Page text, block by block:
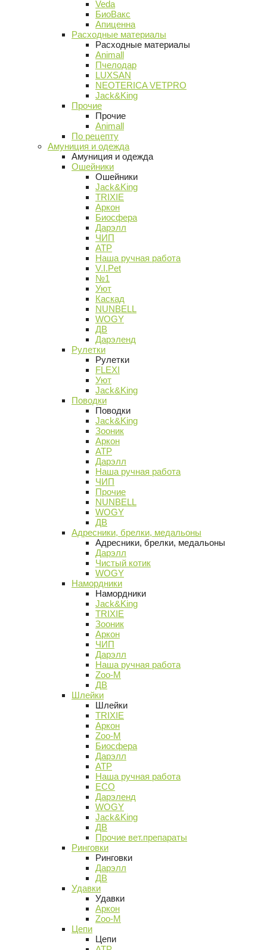
Veda
БиоВакс
Апиценна
Расходные материалы
Расходные материалы
Animall
Пчелодар
LUXSAN
NEOTERICA VETPRO
Jack&King
Прочие
Прочие
Animall
По рецепту
Амуниция и одежда
Амуниция и одежда
Ошейники
Ошейники
Jack&King
TRIXIE
Аркон
Биосфера
Дарэлл
ЧИП
АТР
Наша ручная работа
V.I.Pet
№1
Уют
Каскад
NUNBELL
WOGY
ДВ
Дарэленд
Рулетки
Рулетки
FLEXI
Уют
Jack&King
Поводки
Поводки
Jack&King
Зооник
Аркон
АТР
Дарэлл
Наша ручная работа
ЧИП
Прочие
NUNBELL
WOGY
ДВ
Адресники, брелки, медальоны
Адресники, брелки, медальоны
Дарэлл
Чистый котик
WOGY
Намордники
Намордники
Jack&King
TRIXIE
Зооник
Аркон
ЧИП
Дарэлл
Наша ручная работа
Zoo-M
ДВ
Шлейки
Шлейки
TRIXIE
Аркон
Zoo-M
Биосфера
Дарэлл
АТР
Наша ручная работа
ECO
Дарэленд
WOGY
Jack&King
ДВ
Прочие вет.препараты
Ринговки
Ринговки
Дарэлл
ДВ
Удавки
Удавки
Аркон
Zoo-M
Цепи
Цепи